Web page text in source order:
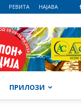
РЕВИТА НАЈАВА
ПРИЛОЗИ